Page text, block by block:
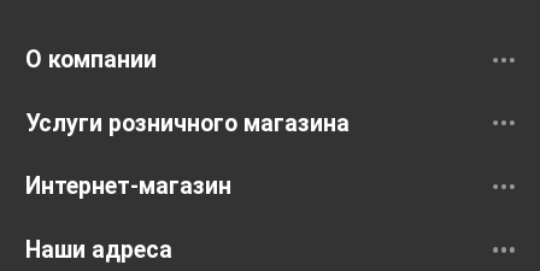
О компании
Услуги розничного магазина
Интернет-магазин
Наши адреса